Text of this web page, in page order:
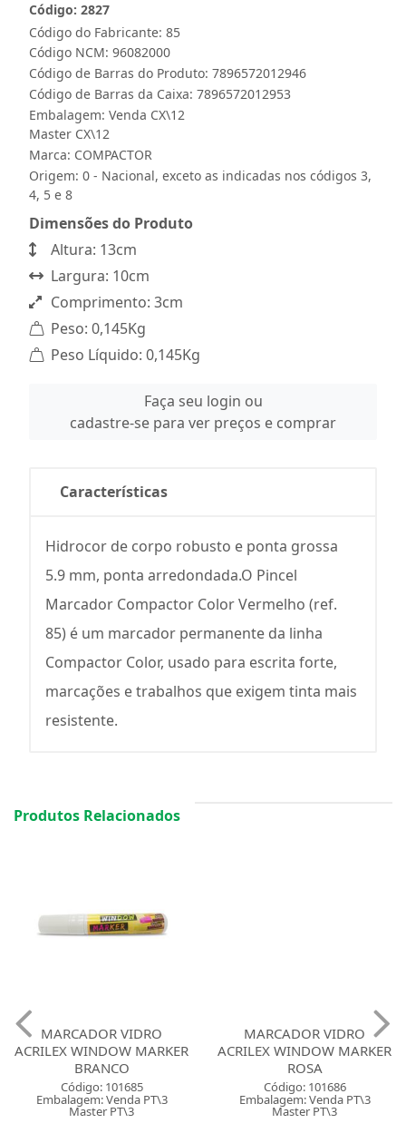
Código do Fabricante: 85
Código: 2827
Código NCM: 96082000
Código de Barras do Produto: 7896572012946
Código de Barras da Caixa: 7896572012953
Embalagem: Venda CX\12
Master CX\12
Marca: COMPACTOR
Origem: 0 - Nacional, exceto as indicadas nos códigos 3,
4, 5 e 8
Dimensões do Produto
Altura: 13cm
Largura: 10cm
Comprimento: 3cm
Peso: 0,145Kg
Peso Líquido: 0,145Kg
Faça seu login ou
cadastre-se para ver preços e comprar
Características
Hidrocor de corpo robusto e ponta grossa
5.9 mm, ponta arredondada.O Pincel
Marcador Compactor Color Vermelho (ref.
85) é um marcador permanente da linha
Compactor Color, usado para escrita forte,
marcações e trabalhos que exigem tinta mais
resistente.
Produtos Relacionados
MARCADOR VIDRO
ACRILEX WINDOW MARKER
BRANCO
Código: 101685
Embalagem: Venda PT\3
Master PT\3
MARCADOR VIDRO
ACRILEX WINDOW MARKER
ROSA
Código: 101686
Embalagem: Venda PT\3
Master PT\3